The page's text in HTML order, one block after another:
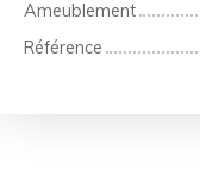
Ameublement
Référence